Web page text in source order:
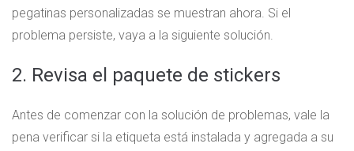
pegatinas personalizadas se muestran ahora. Si el
problema persiste, vaya a la siguiente solución.
2. Revisa el paquete de stickers
Antes de comenzar con la solución de problemas, vale la
pena verificar si la etiqueta está instalada y agregada a su